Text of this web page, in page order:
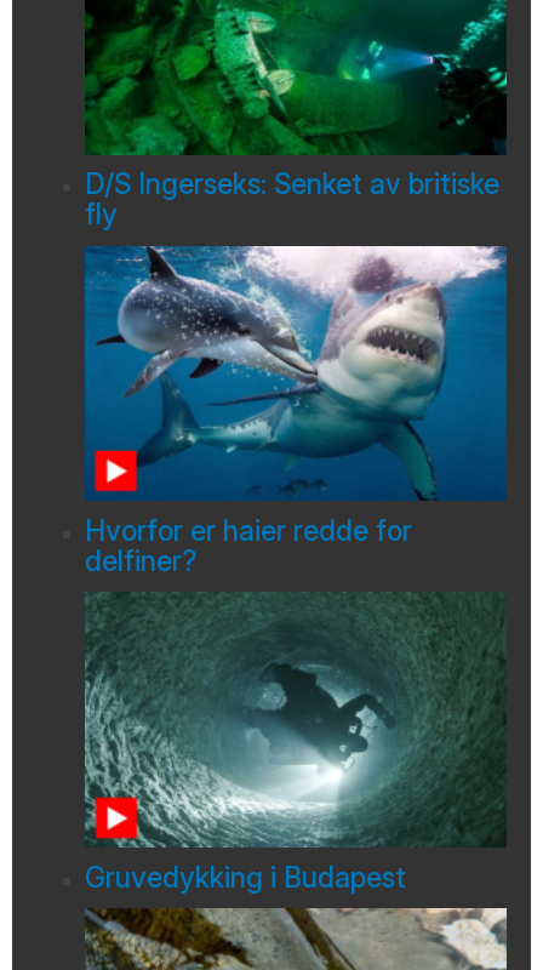
D/S Ingerseks: Senket av britiske
fly
Hvorfor er haier redde for
delfiner?
Gruvedykking i Budapest